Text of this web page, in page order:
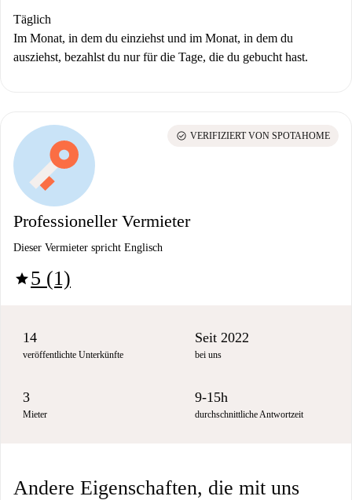
Täglich
Im Monat, in dem du einziehst und im Monat, in dem du
ausziehst, bezahlst du nur für die Tage, die du gebucht hast.
Professioneller Vermieter
Dieser Vermieter spricht Englisch
star5 (1)
check_circle VERIFIZIERT VON SPOTAHOME
14
veröffentlichte Unterkünfte
Seit 2022
bei uns
3
Mieter
9-15h
durchschnittliche Antwortzeit
Andere Eigenschaften, die mit uns